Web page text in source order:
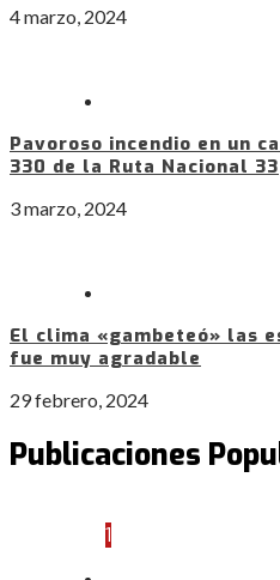
4 marzo, 2024
Pavoroso incendio en un
330 de la Ruta Nacional 33
3 marzo, 2024
El clima «gambeteó» las
fue muy agradable
29 febrero, 2024
Publicaciones
1